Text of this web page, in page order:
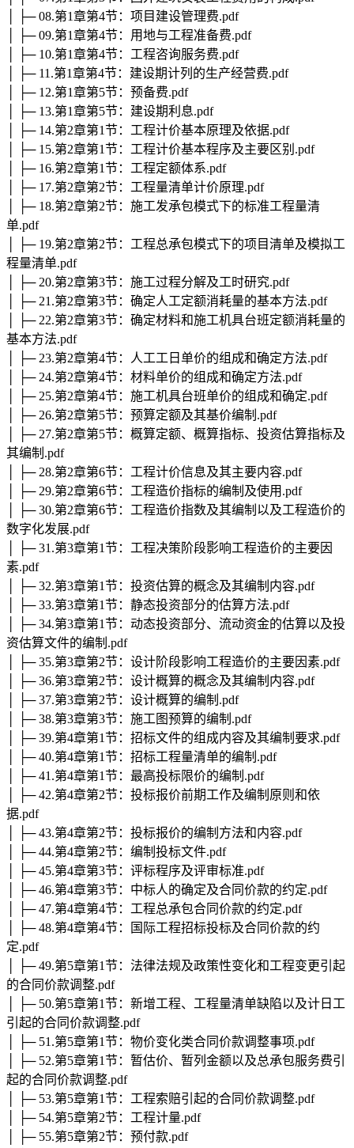
│ ├─ 08.第1章第4节：项目建设管理费.pdf
│ ├─ 09.第1章第4节：用地与工程准备费.pdf
│ ├─ 10.第1章第4节：工程咨询服务费.pdf
│ ├─ 11.第1章第4节：建设期计列的生产经营费.pdf
│ ├─ 12.第1章第5节：预备费.pdf
│ ├─ 13.第1章第5节：建设期利息.pdf
│ ├─ 14.第2章第1节：工程计价基本原理及依据.pdf
│ ├─ 15.第2章第1节：工程计价基本程序及主要区别.pdf
│ ├─ 16.第2章第1节：工程定额体系.pdf
│ ├─ 17.第2章第2节：工程量清单计价原理.pdf
│ ├─ 18.第2章第2节：施工发承包模式下的标准工程量清
单.pdf
│ ├─ 19.第2章第2节：工程总承包模式下的项目清单及模拟工
程量清单.pdf
│ ├─ 20.第2章第3节：施工过程分解及工时研究.pdf
│ ├─ 21.第2章第3节：确定人工定额消耗量的基本方法.pdf
│ ├─ 22.第2章第3节：确定材料和施工机具台班定额消耗量的
基本方法.pdf
│ ├─ 23.第2章第4节：人工工日单价的组成和确定方法.pdf
│ ├─ 24.第2章第4节：材料单价的组成和确定方法.pdf
│ ├─ 25.第2章第4节：施工机具台班单价的组成和确定.pdf
│ ├─ 26.第2章第5节：预算定额及其基价编制.pdf
│ ├─ 27.第2章第5节：概算定额、概算指标、投资估算指标及
其编制.pdf
│ ├─ 28.第2章第6节：工程计价信息及其主要内容.pdf
│ ├─ 29.第2章第6节：工程造价指标的编制及使用.pdf
│ ├─ 30.第2章第6节：工程造价指数及其编制以及工程造价的
数字化发展.pdf
│ ├─ 31.第3章第1节：工程决策阶段影响工程造价的主要因
素.pdf
│ ├─ 32.第3章第1节：投资估算的概念及其编制内容.pdf
│ ├─ 33.第3章第1节：静态投资部分的估算方法.pdf
│ ├─ 34.第3章第1节：动态投资部分、流动资金的估算以及投
资估算文件的编制.pdf
│ ├─ 35.第3章第2节：设计阶段影响工程造价的主要因素.pdf
│ ├─ 36.第3章第2节：设计概算的概念及其编制内容.pdf
│ ├─ 37.第3章第2节：设计概算的编制.pdf
│ ├─ 38.第3章第3节：施工图预算的编制.pdf
│ ├─ 39.第4章第1节：招标文件的组成内容及其编制要求.pdf
│ ├─ 40.第4章第1节：招标工程量清单的编制.pdf
│ ├─ 41.第4章第1节：最高投标限价的编制.pdf
│ ├─ 42.第4章第2节：投标报价前期工作及编制原则和依
据.pdf
│ ├─ 43.第4章第2节：投标报价的编制方法和内容.pdf
│ ├─ 44.第4章第2节：编制投标文件.pdf
│ ├─ 45.第4章第3节：评标程序及评审标准.pdf
│ ├─ 46.第4章第3节：中标人的确定及合同价款的约定.pdf
│ ├─ 47.第4章第4节：工程总承包合同价款的约定.pdf
│ ├─ 48.第4章第4节：国际工程招标投标及合同价款的约
定.pdf
│ ├─ 49.第5章第1节：法律法规及政策性变化和工程变更引起
的合同价款调整.pdf
│ ├─ 50.第5章第1节：新增工程、工程量清单缺陷以及计日工
引起的合同价款调整.pdf
│ ├─ 51.第5章第1节：物价变化类合同价款调整事项.pdf
│ ├─ 52.第5章第1节：暂估价、暂列金额以及总承包服务费引
起的合同价款调整.pdf
│ ├─ 53.第5章第1节：工程索赔引起的合同价款调整.pdf
│ ├─ 54.第5章第2节：工程计量.pdf
│ ├─ 55.第5章第2节：预付款.pdf